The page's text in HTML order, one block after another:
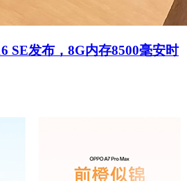
SE发布，8G内存8500毫安时